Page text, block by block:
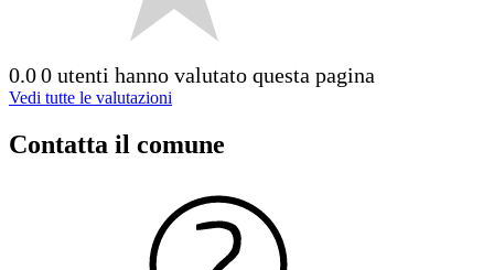
0.00 utenti hanno valutato questa pagina
Vedi tutte le valutazioni
Contatta il comune